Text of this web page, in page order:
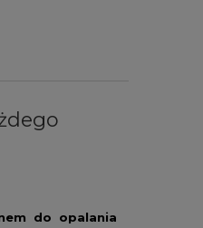
do opalania